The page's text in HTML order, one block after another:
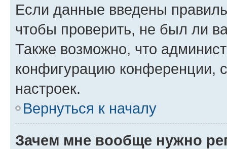
Если данные введены
чтобы проверить, не был ли
Также возможно, что
конфигурацию конференции,
настроек.
Вернуться к началу
Зачем мне вообще нужно